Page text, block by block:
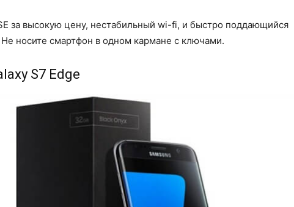
за высокую цену, нестабильный wi-fi, и быстро поддающийся
носите смартфон в одном кармане с ключами.
S7 Edge